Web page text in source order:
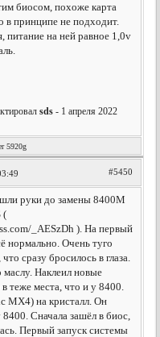
биосом, похоже карта
в принципе не подходит.
питание на ней равное 1,0v
sds - 1 апреля 2022
5920g
#5450
руки до замены 8400M
(
_AESzDh ). На первый
нормально. Очень туго
сразу бросилось в глаза.
маслу. Наклеил новые
теже места, что и у 8400.
MX4) на кристалл. Он
Сначала зашёл в биос,
Первый запуск системы